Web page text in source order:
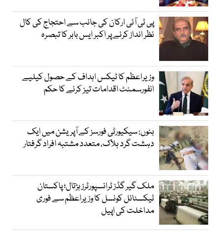
پی ٹی آئی ارکان کی جانب سے احتجاج کی کال
نظر انداز کرنے پر اکبر ایس بابر کا تبصرہ
وزیراعظم کا ٹیکس اہداف کے حصول کیلیے
انفورسمنٹ اقدامات تیز کرنے کا حکم
بنوں: سیکیورٹی فورسز کے آپریشن میں ایک
دہشت گرد ہلاک، متعدد مشتبہ افراد گرفتار
ملک گیر گڈز ٹرانسپورٹرز ہڑتال؛ پاکستان
ٹیکسٹائل کونسل کا وزیراعظم سے فوری
مداخلت کی اپیل